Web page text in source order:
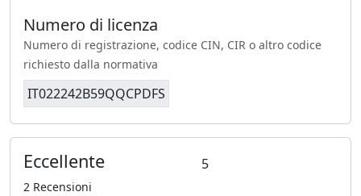
Numero di licenza
Numero di registrazione, codice CIN, CIR o altro codice
richiesto dalla normativa
IT022242B59QQCPDFS
Eccellente 5
2 Recensioni